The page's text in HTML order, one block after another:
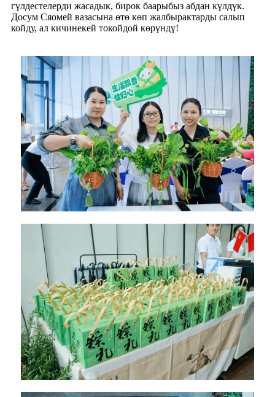
гүлдестелерди жасадык, бирок баарыбыз абдан күлдүк.
Досум Сяомей вазасына өтө көп жалбырактарды салып
койду, ал кичинекей токойдой көрүндү!